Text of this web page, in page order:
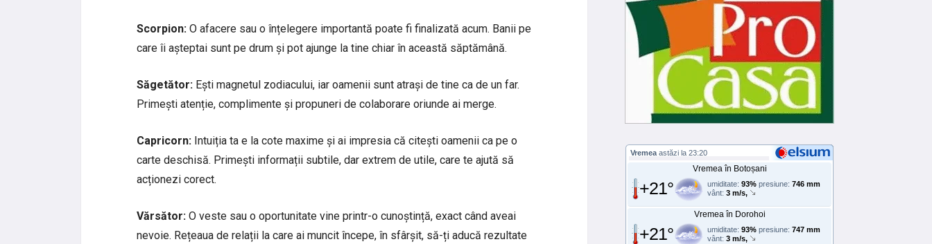
Scorpion: O afacere sau o înțelegere importantă poate fi finalizată acum. Banii pe
care îi așteptai sunt pe drum și pot ajunge la tine chiar în această săptămână.
Săgetător: Ești magnetul zodiacului, iar oamenii sunt atrași de tine ca de un far.
Primești atenție, complimente și propuneri de colaborare oriunde ai merge.
Capricorn: Intuiția ta e la cote maxime și ai impresia că citești oamenii ca pe o
carte deschisă. Primești informații subtile, dar extrem de utile, care te ajută să
acționezi corect.
Vărsător: O veste sau o oportunitate vine printr-o cunoștință, exact când aveai
nevoie. Rețeaua de relații la care ai muncit începe, în sfârșit, să-ți aducă rezultate
Vremea astăzi la 23:20
Vremea în Botoșani
+21° umiditate: 93% presiune: 746 mm
vânt: 3 m/s,
Vremea în Dorohoi
+21° umiditate: 93% presiune: 747 mm
vânt: 3 m/s,